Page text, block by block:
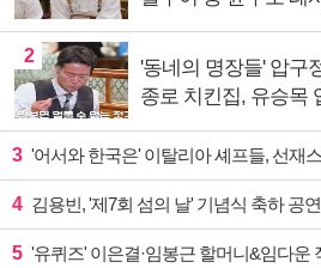
2
'동네의 명장들' 압구
종로 치킨집, 유승목
3 '어서와 한국은' 이탈리아 셰프들, 선재스
4 김용빈, '제7회 섬의 날' 기념식 축하 공연
5 '유퀴즈' 이은결·임봉근 할머니&임다운 작가·이